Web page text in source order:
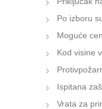
Po izboru
Moguće
Kod visine
Ispitana
Vrata za